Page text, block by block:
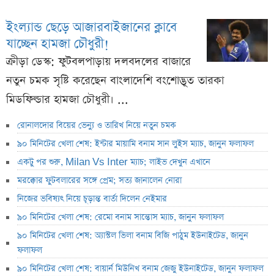
ইংল্যান্ড ছেড়ে আজারবাইজানের ক্লাবে
যাচ্ছেন হামজা চৌধুরী!
ক্রীড়া ডেস্ক: ফুটবলপাড়ায় দলবদলের বাজারে
নতুন চমক সৃষ্টি করেছেন বাংলাদেশি বংশোদ্ভূত তারকা
মিডফিল্ডার হামজা চৌধুরী। ...
রোনালদোর বিয়ের ভেন্যু ও তারিখ নিয়ে নতুন চমক
৯০ মিনিটের খেলা শেষ: ইন্টার মায়ামি বনাম সান লুইস ম্যাচ, জানুন ফলাফল
একটু পর শুরু, Milan Vs Inter ম্যাচ; লাইভ দেখুন এখানে
মরক্কোর ফুটবলারের সঙ্গে প্রেম; সত্য জানালেন নোরা
নিজের ভবিষ্যৎ নিয়ে চূড়ান্ত বার্তা দিলেন নেইমার
৯০ মিনিটের খেলা শেষ: রেমো বনাম সান্তোস ম্যাচ, জানুন ফলাফল
৯০ মিনিটের খেলা শেষ: অ্যাস্টল ভিলা বনাম বিজি পাঠুম ইউনাইটেড, জানুন
ফলাফল
৯০ মিনিটের খেলা শেষ: বায়ার্ন মিউনিখ বনাম জেজু ইউনাইটেড, জানুন ফলাফল